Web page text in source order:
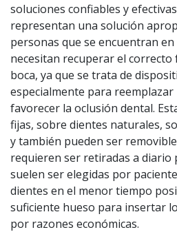
soluciones confiables y
representan una solución
personas que se encuentran
necesitan recuperar el
boca, ya que se trata de
especialmente para
favorecer la oclusión dental.
fijas, sobre dientes naturales,
y también pueden ser
requieren ser retiradas a diario
suelen ser elegidas por
dientes en el menor tiempo
suficiente hueso para insertar
por razones económicas.